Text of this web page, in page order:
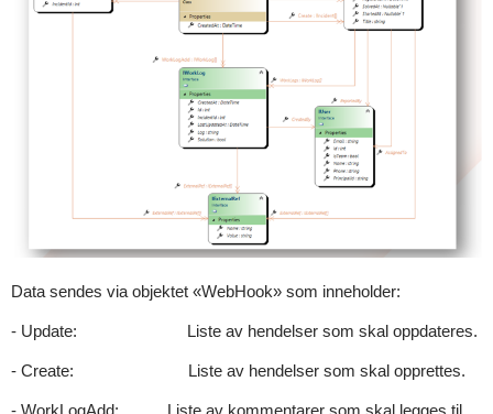
Data sendes via objektet «WebHook» som inneholder:
- Update: Liste av hendelser som skal oppdateres.
- Create: Liste av hendelser som skal opprettes.